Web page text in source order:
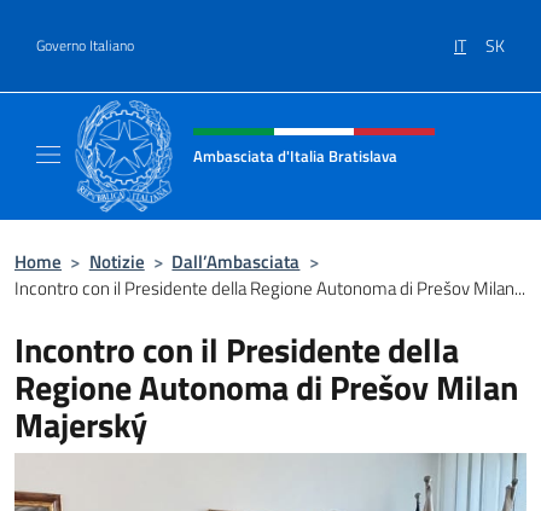
Governo Italiano IT SK
Intestazione sito, social e menù
Ambasciata d'Italia Bratislava
Home > Notizie > Dall’Ambasciata >
Incontro con il Presidente della Regione Autonoma di Prešov Milan...
Incontro con il Presidente della
Regione Autonoma di Prešov Milan
Majerský